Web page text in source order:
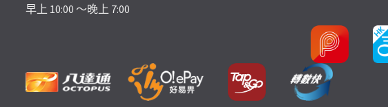
早上 10:00 ～晚上 7:00